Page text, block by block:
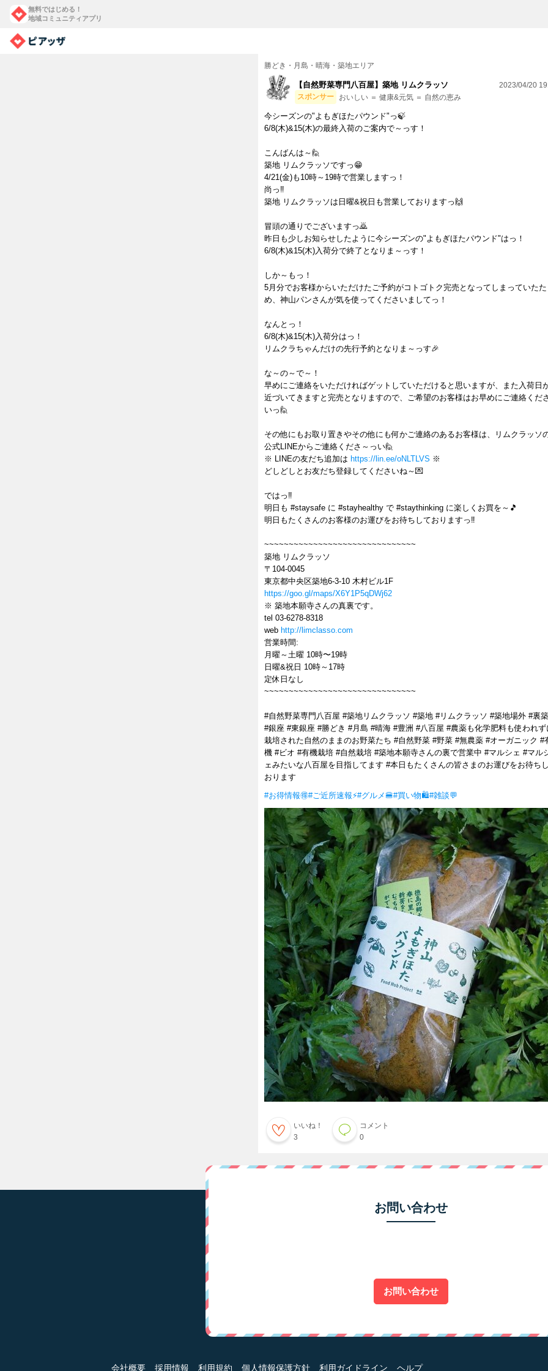
無料ではじめる！
地域コミュニティアプリ
勝どき・月島・晴海・築地エリア
【自然野菜専門八百屋】築地 リムクラッソ
スポンサー おいしい ＝ 健康&元気 ＝ 自然の恵み
2023/04/20
今シーズンの"よもぎほたパウンド"っ🍃
6/8(木)&15(木)の最終入荷のご案内で～っす！
こんばんは～🙋
築地 リムクラッソですっ😁
4/21(金)も10時～19時で営業しますっ！
尚っ‼
築地 リムクラッソは日曜&祝日も営業しておりますっ🙌
冒頭の通りでございますっ🙇
昨日も少しお知らせしたように今シーズンの"よもぎほたパウンド"はっ！
6/8(木)&15(木)入荷分で終了となりま～っす！
しか～もっ！
5月分でお客様からいただけたご予約がコトゴトク完売となってしまっていたた
め、神山パンさんが気を使ってくださいましてっ！
なんとっ！
6/8(木)&15(木)入荷分はっ！
リムクラちゃんだけの先行予約となりま～っす🎉
な～の～で～！
早めにご連絡をいただければゲットしていただけると思いますが、また入荷日
近づいてきますと完売となりますので、ご希望のお客様はお早めにご連絡くだ
いっ🙋
その他にもお取り置きやその他にも何かご連絡のあるお客様は、リムクラッソ
公式LINEからご連絡くださ～っい🙋
※ LINEの友だち追加は https://lin.ee/oNLTLVS ※
どしどしとお友だち登録してくださいね～💌
ではっ‼️
明日も #staysafe に #stayhealthy で #staythinking に楽しくお買を～🎵
明日もたくさんのお客様のお運びをお待ちしておりますっ‼️
~~~~~~~~~~~~~~~~~~~~~~~~~~~~~~~
築地 リムクラッソ
〒104-0045
東京都中央区築地6-3-10 木村ビル1F
https://goo.gl/maps/X6Y1P5qDWj62
※ 築地本願寺さんの真裏です。
tel 03-6278-8318
web http://limclasso.com
営業時間:
月曜～土曜 10時〜19時
日曜&祝日 10時～17時
定休日なし
~~~~~~~~~~~~~~~~~~~~~~~~~~~~~~~
#自然野菜専門八百屋 #築地リムクラッソ #築地 #リムクラッソ #築地場外 #裏
#銀座 #東銀座 #勝どき #月島 #晴海 #豊洲 #八百屋 #農薬も化学肥料も使われず
栽培された自然のままのお野菜たち #自然野菜 #野菜 #無農薬 #オーガニック #
機 #ビオ #有機栽培 #自然栽培 #築地本願寺さんの裏で営業中 #マルシェ #マル
ェみたいな八百屋を目指してます #本日もたくさんの皆さまのお運びをお待ち
おります
#お得情報🉐#ご近所速報⚡#グルメ🍔#買い物🛍#雑談💬
いいね！
3
コメント
0
お問い合わせ
お問い合わせ
会社概要 採用情報 利用規約 個人情報保護方針 利用ガイドライン ヘルプ